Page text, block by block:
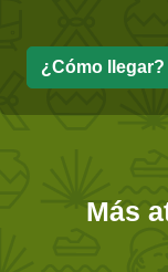
¿Cómo llegar?
Más